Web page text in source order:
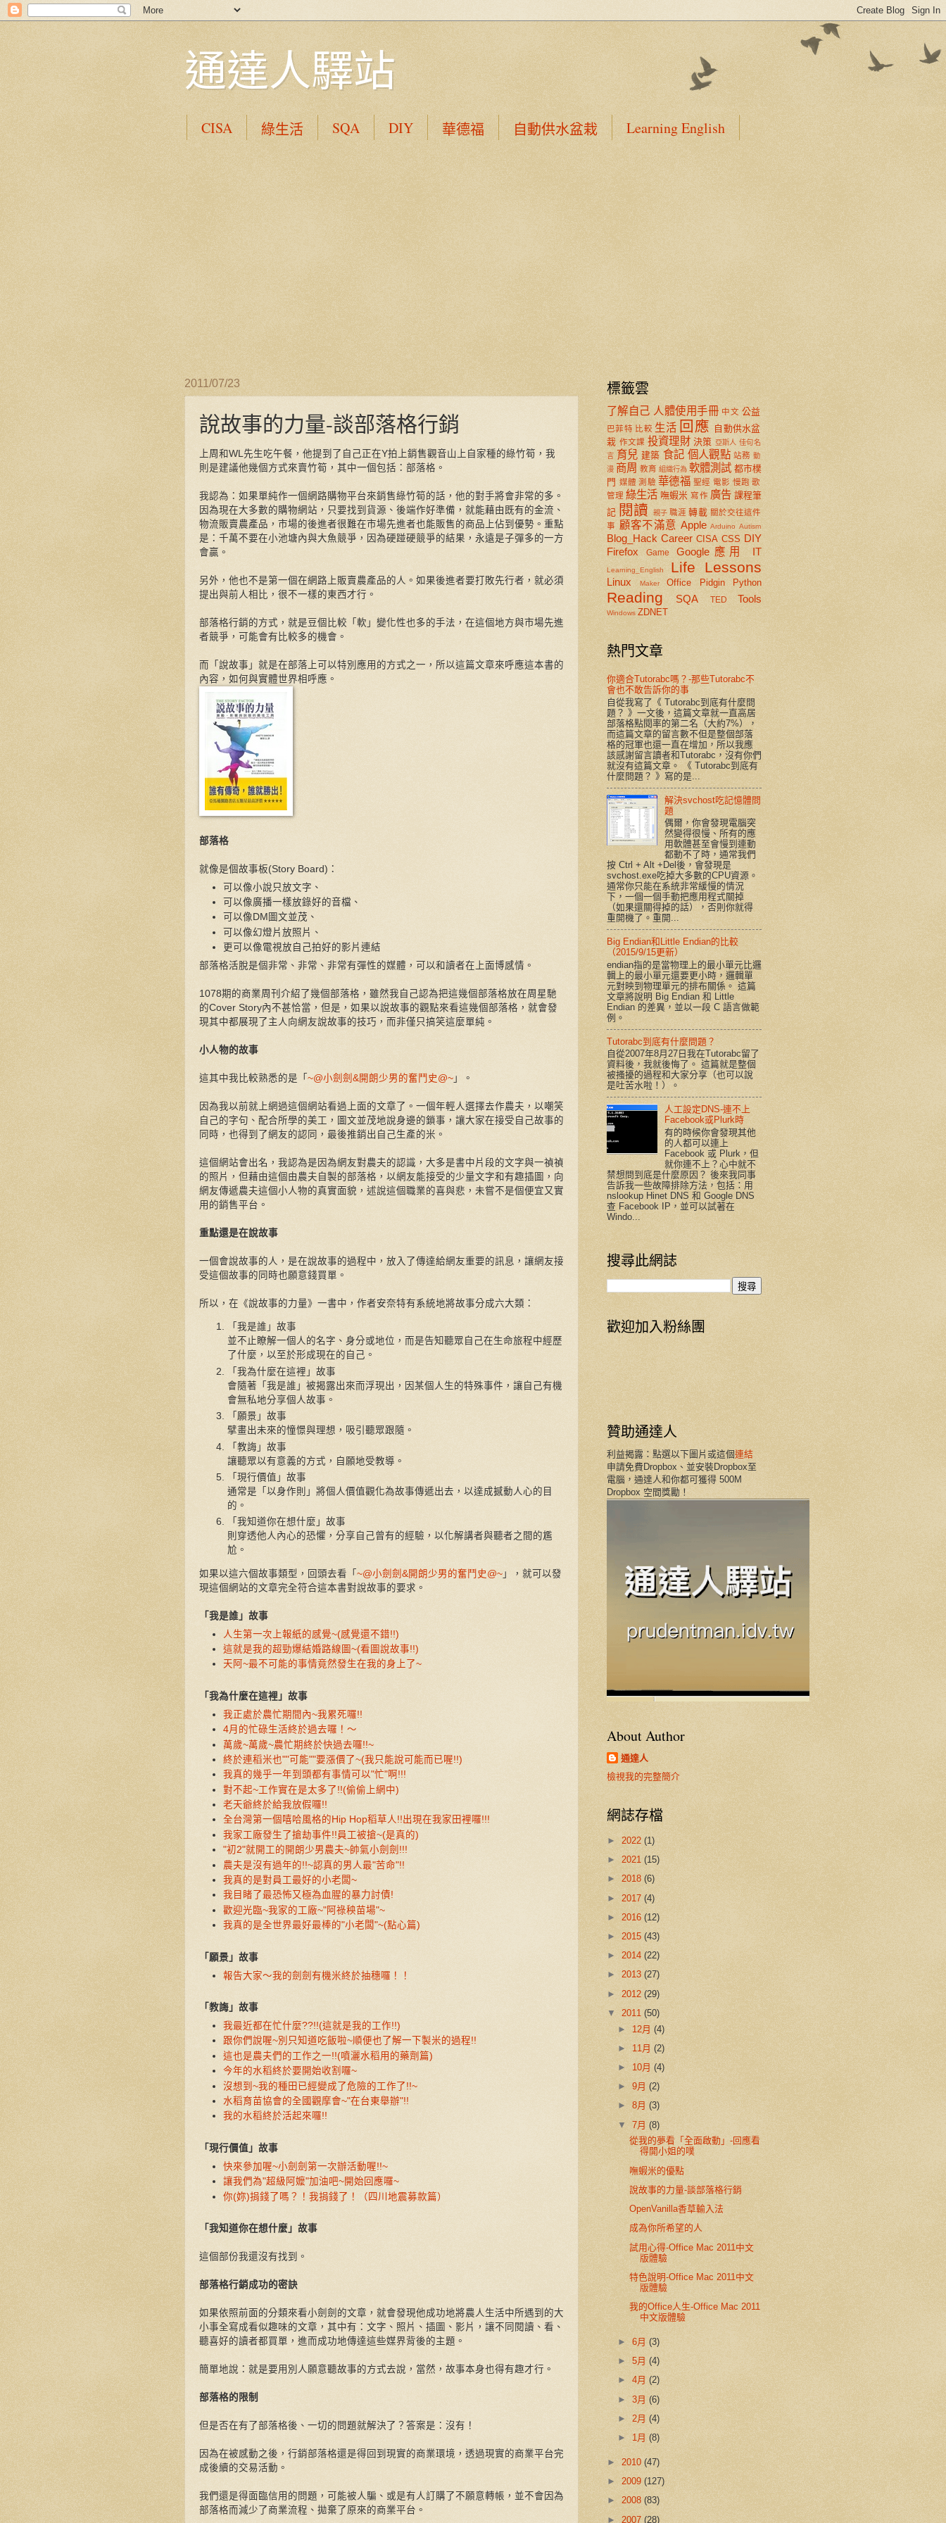
通達人驛站
CISA 綠生活 SQA DIY 華德福 自動供水盆栽 Learning English
2011/07/23
說故事的力量-談部落格行銷
上周和WL先生吃午餐，他提到了自己正在Y拍上銷售觀音山上自家種的綠竹筍，我
則是建議他幾個方式來賣竹筍，其中一個包括：部落格。
我認為：如果單純作一個網路購物平台來銷售綠竹筍的話，他的對手將會非常的多。
因為現在大多數的購物網站，只要找到貨源、後端作好準備，就能藉由既有的金流、
物流販賣農產品，市場的後進者很難在市場先進者也能販售的商品上佔到優勢。重點
是：千萬不要在小池塘內與大魚競爭，因為硬踫硬競爭的結果，永遠是子彈多的一方
會贏。
另外，他也不是第一個在網路上販賣農產品的人。如果後進者要打敗先行者，就必須
提出與前人相比，很不一樣的東西才行。
部落格行銷的方式，就是豆個比較「軟」變化性也多的手法，在這個地方與市場先進
者競爭，可能會有比較多的機會。
而「說故事」就是在部落上可以特別應用的方式之一，所以這篇文章來呼應這本書的
內容，如何與實體世界相呼應。
部落格
就像是個故事板(Story Board)：
可以像小說只放文字、
可以像廣播一樣放錄好的音檔、
可以像DM圖文並茂、
可以像幻燈片放照片、
更可以像電視放自己拍好的影片連結
部落格活脫是個非常、非常、非常有彈性的媒體，可以和讀者在上面博感情。
1078期的商業周刊介紹了幾個部落格，雖然我自己認為把這幾個部落格放在周星馳
的Cover Story內不甚恰當，但是，如果以說故事的觀點來看這幾個部落格，就會發
現其中都展現了主人向網友說故事的技巧，而非僅只搞笑這麼單純。
小人物的故事
這其中我比較熟悉的是「 ~@小劍劍&開朗少男的奮鬥史@~ 」。
因為我以前就上網過這個網站看過上面的文章了。一個年輕人選擇去作農夫，以嘲笑
自己的字句、配合所學的美工，圖文並茂地說身邊的鎖事，讓大家在接受自己故事的
同時，也得到了網友的認同，最後推銷出自己生產的米。
這個網站會出名，我認為是因為網友對農夫的認識，大多是書中片段的文字與一禎禎
的照片，但藉由這個由農夫自製的部落格，以網友能接受的少量文字和有趣插圖，向
網友傳遞農夫這個小人物的真實面貌，述說這個職業的喜與悲，未嘗不是個便宜又實
用的銷售平台。
重點還是在說故事
一個會說故事的人，是在說故事的過程中，放入了傳達給網友重要的訊息，讓網友接
受這個故事的同時也願意錢買單。
所以，在《說故事的力量》一書中，作者安奈特有系統地將故事分成六大類：
「我是誰」故事
並不止瞭解一個人的名字、身分或地位，而是告知聽眾自己在生命旅程中經歷
了什麼，以至於形成現在的自己。
「我為什麼在這裡」故事
會隨著「我是誰」被揭露出來而浮現出，因某個人生的特殊事件，讓自己有機
會無私地分享個人故事。
「願景」故事
擘畫出未來的憧憬與理想，吸引聽眾跟隨。
「教誨」故事
讓聽眾以有意義的方式，自願地受教導。
「現行價值」故事
通常是「以身作則」將個人價值觀化為故事傳遞出去，以達成撼動人心的目
的。
「我知道你在想什麼」故事
則穿透他人內心的恐懼，分享自己曾有的經驗，以化解講者與聽者之間的尷
尬。
如果以這六個故事類型，回頭去看「 ~@小劍劍&開朗少男的奮鬥史@~ 」，就可以發
現這個網站的文章完全符合這本書對說故事的要求。
「我是誰」故事
人生第一次上報紙的感覺~(感覺還不錯!!)
這就是我的超勁爆結婚路線圖~(看圖說故事!!)
天阿~最不可能的事情竟然發生在我的身上了~
「我為什麼在這裡」故事
我正處於農忙期間內~我累死囉!!
4月的忙碌生活終於過去囉！～
萬歲~萬歲~農忙期終於快過去囉!!~
終於連稻米也""可能""要漲價了~(我只能說可能而已喔!!)
我真的幾乎一年到頭都有事情可以"忙"啊!!!
對不起~工作實在是太多了!!(偷偷上網中)
老天爺終於給我放假囉!!
全台灣第一個嘻哈風格的Hip Hop稻草人!!出現在我家田裡囉!!!
我家工廠發生了搶劫事件!!員工被搶~(是真的)
"初2"就開工的開朗少男農夫~帥氣小劍劍!!!
農夫是沒有過年的!!~認真的男人最"苦命"!!
我真的是對員工最好的小老闆~
我目睹了最恐怖又極為血腥的暴力討債!
歡迎光臨~我家的工廠~"阿祿秧苗場"~
我真的是全世界最好最棒的"小老闆"~(點心篇)
「願景」故事
報告大家～我的劍劍有機米終於抽穗囉！！
「教誨」故事
我最近都在忙什麼??!!(這就是我的工作!!)
跟你們說喔~別只知道吃飯啦~順便也了解一下製米的過程!!
這也是農夫們的工作之一!!(噴灑水稻用的藥劑篇)
今年的水稻終於要開始收割囉~
沒想到~我的種田已經變成了危險的工作了!!~
水稻育苗協會的全國觀摩會~"在台東舉辦"!!
我的水稻終於活起來囉!!
「現行價值」故事
快來參加喔~小劍劍第一次辦活動喔!!~
讓我們為"超級阿嬤"加油吧~開始回應囉~
你(妳)捐錢了嗎？！我捐錢了！（四川地震募款篇）
「我知道你在想什麼」故事
這個部份我還沒有找到。
部落格行銷成功的密訣
如果依照前面的分類來看小劍劍的文章，就會發現他成功地將農人生活中所遇到的大
小事全寫成看似趣味的文章，其中有：文字、照片、插圖、影片，讓不同閱讀、看、
聽喜好的讀者都買單，進而成功地傳達這些媒界背後的主題。
簡單地說：就是要用別人願意聽故事的方式去說，當然，故事本身也得有趣才行。
部落格的限制
但是否在有了部落格後、一切的問題就解決了？答案是：沒有！
因為在被感動之後，行銷部落格還是得回到現實的商業環境，透過現實的商業平台完
成後續的交易活動。
我們還是得面臨信用的問題，可能被人騙、或是有人訂購了不願意轉帳，並不會因為
部落格而減少了商業流程、拋棄了原來的商業平台。
標籤雲
了解自己 人體使用手冊 中文 公益
巴菲特 比較 生活 回應 自動供水盆
栽 作文課 投資理財 決策 亞斯人 佳句名
言 育兒 建築 食記 個人觀點 站務 動
漫 商周 教育 組織行為 軟體測試 都市樸
門 媒體 測驗 華德福 聖經 電影 慢跑 歌
管理 綠生活 嘸蝦米 寫作 廣告 課程筆
記 閱讀 親子 職涯 轉載 關於交往這件
事
顧客不滿意 Apple Arduino Autism
Blog_Hack Career CISA CSS DIY
Firefox
Game Google應用 IT
Learning_English Life Lessons
Linux Maker Office Pidgin Python
Reading SQA TED Tools
Windows ZDNET
熱門文章
你適合Tutorabc嗎？-那些Tutorabc不
會也不敢告訴你的事
自從我寫了《 Tutorabc到底有什麼問
題？ 》一文後，這篇文章就一直高居
部落格點閱率的第二名（大約7%），
而這篇文章的留言數不但是整個部落
格的冠軍也還一直在增加，所以我應
該感謝留言讀者和Tutorabc，沒有你們
就沒有這篇文章。 《 Tutorabc到底有
什麼問題？ 》寫的是...
解決svchost吃記憶體問
題
偶爾，你會發現電腦突
然變得很慢、所有的應
用軟體甚至會慢到連動
都動不了時，通常我們
按 Ctrl + Alt +Del後，會發現是
svchost.exe吃掉大多數的CPU資源。
通常你只能在系統非常緩慢的情況
下，一個一個手動把應用程式關掉
（如果還關得掉的話），否則你就得
重開機了。重開...
Big Endian和Little Endian的比較
（2015/9/15更新）
endian指的是當物理上的最小單元比邏
輯上的最小單元還要更小時，邏輯單
元對映到物理單元的排布關係。 這篇
文章將說明 Big Endian 和 Little
Endian 的差異，並以一段 C 語言做範
例。
Tutorabc到底有什麼問題？
自從2007年8月27日我在Tutorabc留了
資料後，我就後悔了。 這篇就是整個
被搔擾的過程和大家分享（也可以說
是吐苦水啦！）。
人工設定DNS-連不上
Facebook或Plurk時
有的時候你會發現其他
的人都可以連上
Facebook 或 Plurk，但
就你連不上？心中就不
禁想問到底是什麼原因？ 後來我同事
告訴我一些故障排除方法，包括：用
nslookup Hinet DNS 和 Google DNS
查 Facebook IP，並可以試著在
Windo...
搜尋此網誌
歡迎加入粉絲團
贊助通達人
利益揭露：點選以下圖片或這個連結
申請免費Dropbox、並安裝Dropbox至
電腦，通達人和你都可獲得 500M
Dropbox 空間獎勵！
About Author
通達人
檢視我的完整簡介
網誌存檔
► 2022 (1)
► 2021 (15)
► 2018 (6)
► 2017 (4)
► 2016 (12)
► 2015 (43)
► 2014 (22)
► 2013 (27)
► 2012 (29)
▼ 2011 (50)
► 12月(4)
► 11月(2)
► 10月(4)
►9月(2)
►8月(3)
▼7月(8)
從我的夢看「全面啟動」-回應看
得開小姐的噗
嘸蝦米的優點
說故事的力量-談部落格行銷
OpenVanilla香草輸入法
成為你所希望的人
試用心得-Office Mac 2011中文
版體驗
特色說明-Office Mac 2011中文
版體驗
我的Office人生-Office Mac 2011
中文版體驗
►6月(3)
►5月(4)
►4月(2)
►3月(6)
► 2月(4)
► 1月(8)
► 2010 (47)
► 2009 (127)
► 2008 (83)
► 2007 (28)